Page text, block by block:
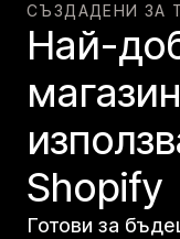
СЪЗДАДЕНИ ЗА
Най-
Shopify
Готови за